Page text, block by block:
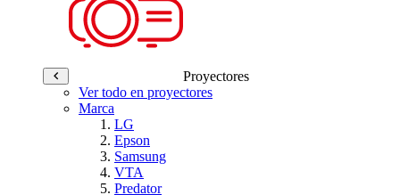
Proyectores
Ver todo en proyectores
Marca
LG
Epson
Samsung
VTA
Predator